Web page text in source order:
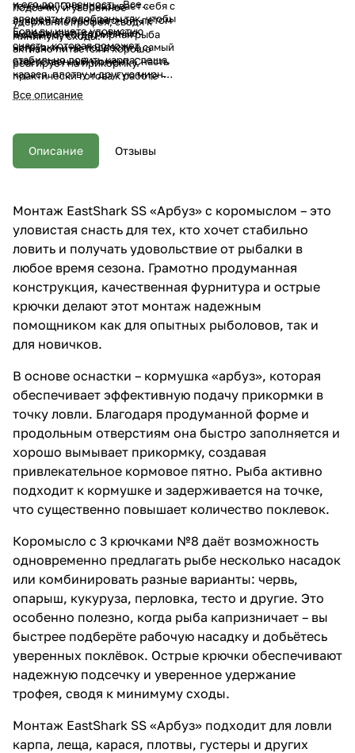
подсечку и уверенное
удержание трофея, сводя к
минимуму сходы.
течении. Она показывает себя с
лучшей стороны весной, летом
и осенью, когда мирная рыба
активно питается и хорошо
реагирует на прикормку.
и его долговечность. Все
элементы подобраны так, чтобы
выдерживать серьезные
нагрузки и не подвести в самый
ответственный момент. Снасть
практически готова к работе –
достаточно заполнить
кормушку, насадить наживку и
точку.
Если вы ищете уловистую
снасть, которая поможет
стабильно ловить карпа, леща,
карася, плотву и другую мирную
рыбу на озере и реке в сезон
открытой воды – монтаж
коромыслом и 3 крючками №8
станет отличным выбором для
Все описание
Описание Отзывы
Монтаж EastShark SS «Арбуз» с коромыслом – это
уловистая снасть для тех, кто хочет стабильно
ловить и получать удовольствие от рыбалки в
любое время сезона. Грамотно продуманная
конструкция, качественная фурнитура и острые
крючки делают этот монтаж надежным
помощником как для опытных рыболовов, так и
для новичков.
В основе оснастки – кормушка «арбуз», которая
обеспечивает эффективную подачу прикормки в
точку ловли. Благодаря продуманной форме и
продольным отверстиям она быстро заполняется и
хорошо вымывает прикормку, создавая
привлекательное кормовое пятно. Рыба активно
подходит к кормушке и задерживается на точке,
что существенно повышает количество поклевок.
Коромысло с 3 крючками №8 даёт возможность
одновременно предлагать рыбе несколько насадок
или комбинировать разные варианты: червь,
опарыш, кукуруза, перловка, тесто и другие. Это
особенно полезно, когда рыба капризничает – вы
быстрее подберёте рабочую насадку и добьётесь
уверенных поклёвок. Острые крючки обеспечивают
надежную подсечку и уверенное удержание
трофея, сводя к минимуму сходы.
Монтаж EastShark SS «Арбуз» подходит для ловли
карпа, леща, карася, плотвы, густеры и других